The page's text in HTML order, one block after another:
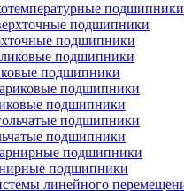
подшипники
подшипники
подшипники
подшипники
подшипники
подшипники